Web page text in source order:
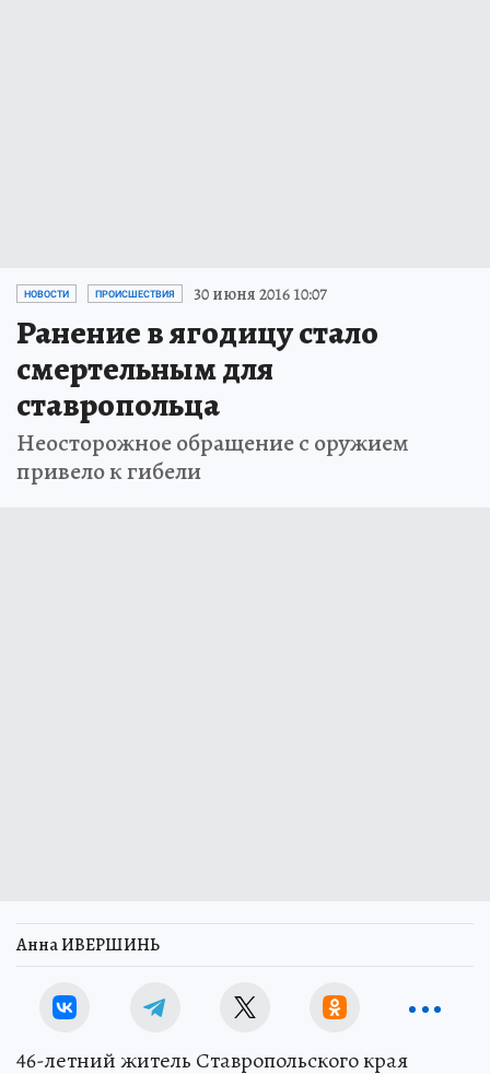
НОВОСТИ ПРОИСШЕСТВИЯ 30 июня 2016 10:07
Ранение в ягодицу стало
смертельным для
ставропольца
Неосторожное обращение с оружием
привело к гибели
Анна ИВЕРШИНЬ
46-летний житель Ставропольского края